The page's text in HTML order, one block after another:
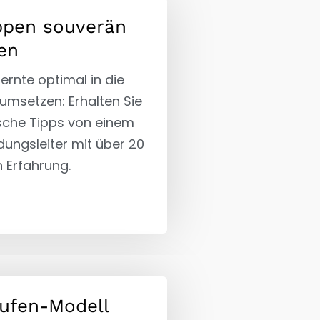
souverän
optimal in die
Erhalten Sie
Tipps von einem
mit über 20
Erfahrung.
Modell